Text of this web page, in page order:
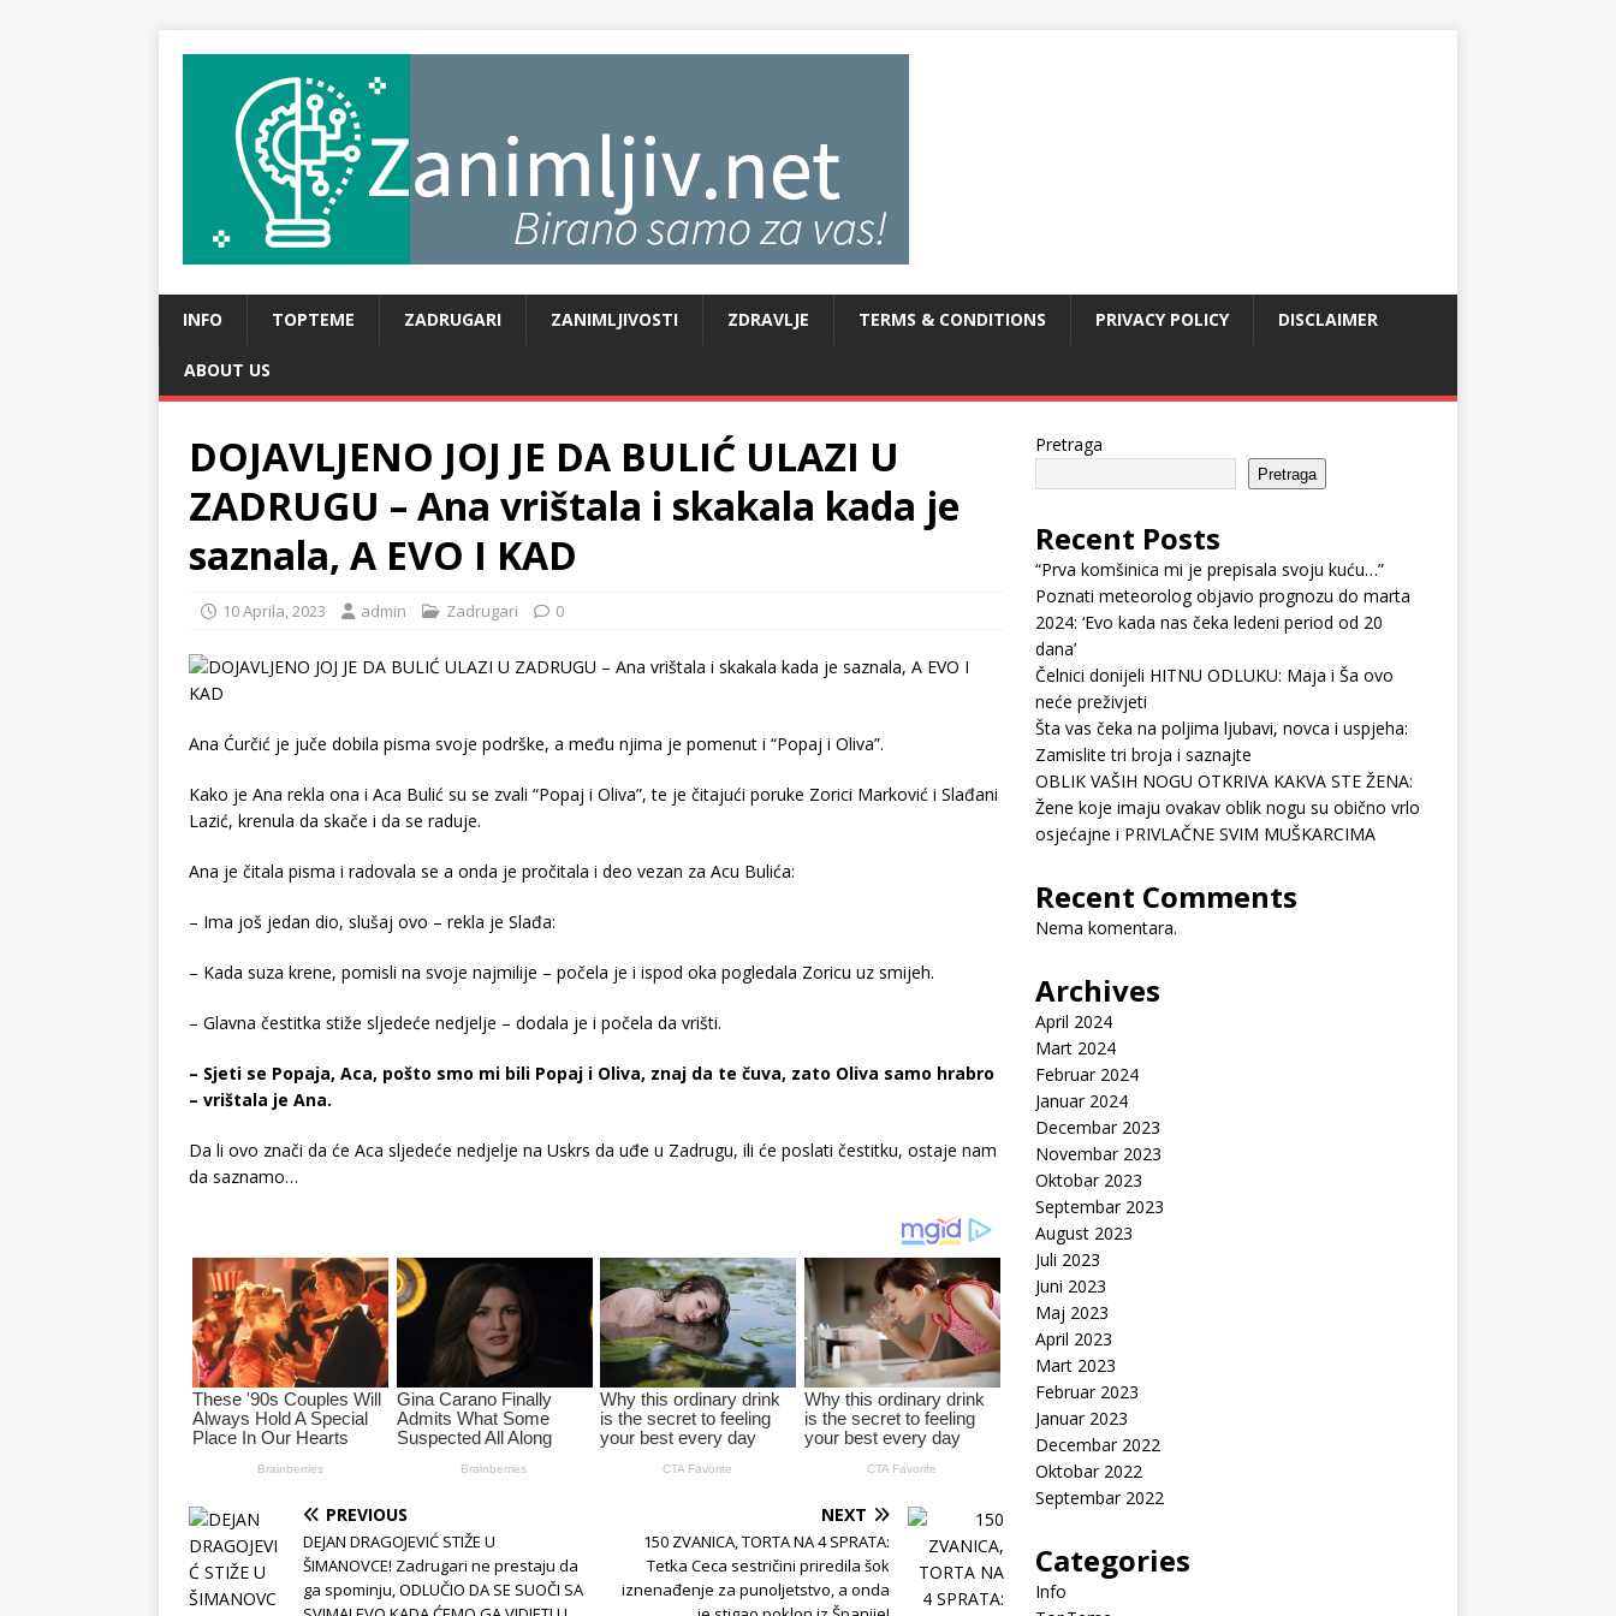
INFO TOPTEME ZADRUGARI ZANIMLJIVOSTI ZDRAVLJE TERMS & CONDITIONS PRIVACY POLICY DISCLAIMER
ABOUT US
DOJAVLJENO JOJ JE DA BULIĆ ULAZI U
ZADRUGU – Ana vrištala i skakala kada je
saznala, A EVO I KAD
10 Aprila, 2023 admin Zadrugari 0
Ana Ćurčić je juče dobila pisma svoje podrške, a među njima je pomenut i “Popaj i Oliva”.
Kako je Ana rekla ona i Aca Bulić su se zvali “Popaj i Oliva”, te je čitajući poruke Zorici Marković i Slađani
Lazić, krenula da skače i da se raduje.
Ana je čitala pisma i radovala se a onda je pročitala i deo vezan za Acu Bulića:
– Ima još jedan dio, slušaj ovo – rekla je Slađa:
– Kada suza krene, pomisli na svoje najmilije – počela je i ispod oka pogledala Zoricu uz smijeh.
– Glavna čestitka stiže sljedeće nedjelje – dodala je i počela da vrišti.
– Sjeti se Popaja, Aca, pošto smo mi bili Popaj i Oliva, znaj da te čuva, zato Oliva samo hrabro
– vrištala je Ana.
Da li ovo znači da će Aca sljedeće nedjelje na Uskrs da uđe u Zadrugu, ili će poslati čestitku, ostaje nam
da saznamo…
PREVIOUS
DEJAN DRAGOJEVIĆ STIŽE U
ŠIMANOVCE! Zadrugari ne prestaju da
ga spominju, ODLUČIO DA SE SUOČI SA
NEXT
150 ZVANICA, TORTA NA 4 SPRATA:
Tetka Ceca sestričini priredila šok
iznenađenje za punoljetstvo, a onda
Pretraga
Pretraga
Recent Posts
“Prva komšinica mi je prepisala svoju kuću…”
Poznati meteorolog objavio prognozu do marta
2024: ‘Evo kada nas čeka ledeni period od 20
dana’
Čelnici donijeli HITNU ODLUKU: Maja i Ša ovo
neće preživjeti
Šta vas čeka na poljima ljubavi, novca i uspjeha:
Zamislite tri broja i saznajte
OBLIK VAŠIH NOGU OTKRIVA KAKVA STE ŽENA:
Žene koje imaju ovakav oblik nogu su obično vrlo
osjećajne i PRIVLAČNE SVIM MUŠKARCIMA
Recent Comments
Nema komentara.
Archives
April 2024
Mart 2024
Februar 2024
Januar 2024
Decembar 2023
Novembar 2023
Oktobar 2023
Septembar 2023
August 2023
Juli 2023
Juni 2023
Maj 2023
April 2023
Mart 2023
Februar 2023
Januar 2023
Decembar 2022
Oktobar 2022
Septembar 2022
Categories
Info